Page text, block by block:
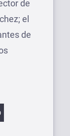
de
el
de